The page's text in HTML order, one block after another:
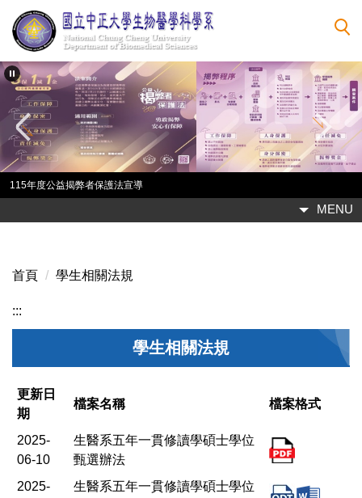
跳
到
主
要
內
容
區
115年度公益揭弊者保護法宣導
MENU
首頁 學生相關法規
:::
學生相關法規
更新日
期
檔案名稱 檔案格式
2025-
06-10
生醫系五年一貫修讀學碩士學位
甄選辦法
2025-
生醫系五年一貫修讀學碩士學位